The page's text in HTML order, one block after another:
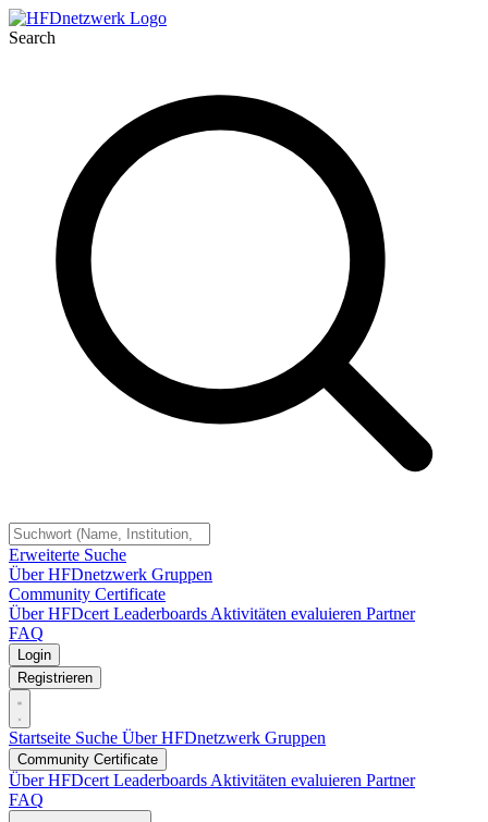
Search
Erweiterte Suche
Über HFDnetzwerk Gruppen
Community Certificate
Über HFDcert Leaderboards Aktivitäten evaluieren Partner
FAQ
Login
Registrieren
Startseite Suche Über HFDnetzwerk Gruppen
Community Certificate
Über HFDcert Leaderboards Aktivitäten evaluieren Partner
FAQ